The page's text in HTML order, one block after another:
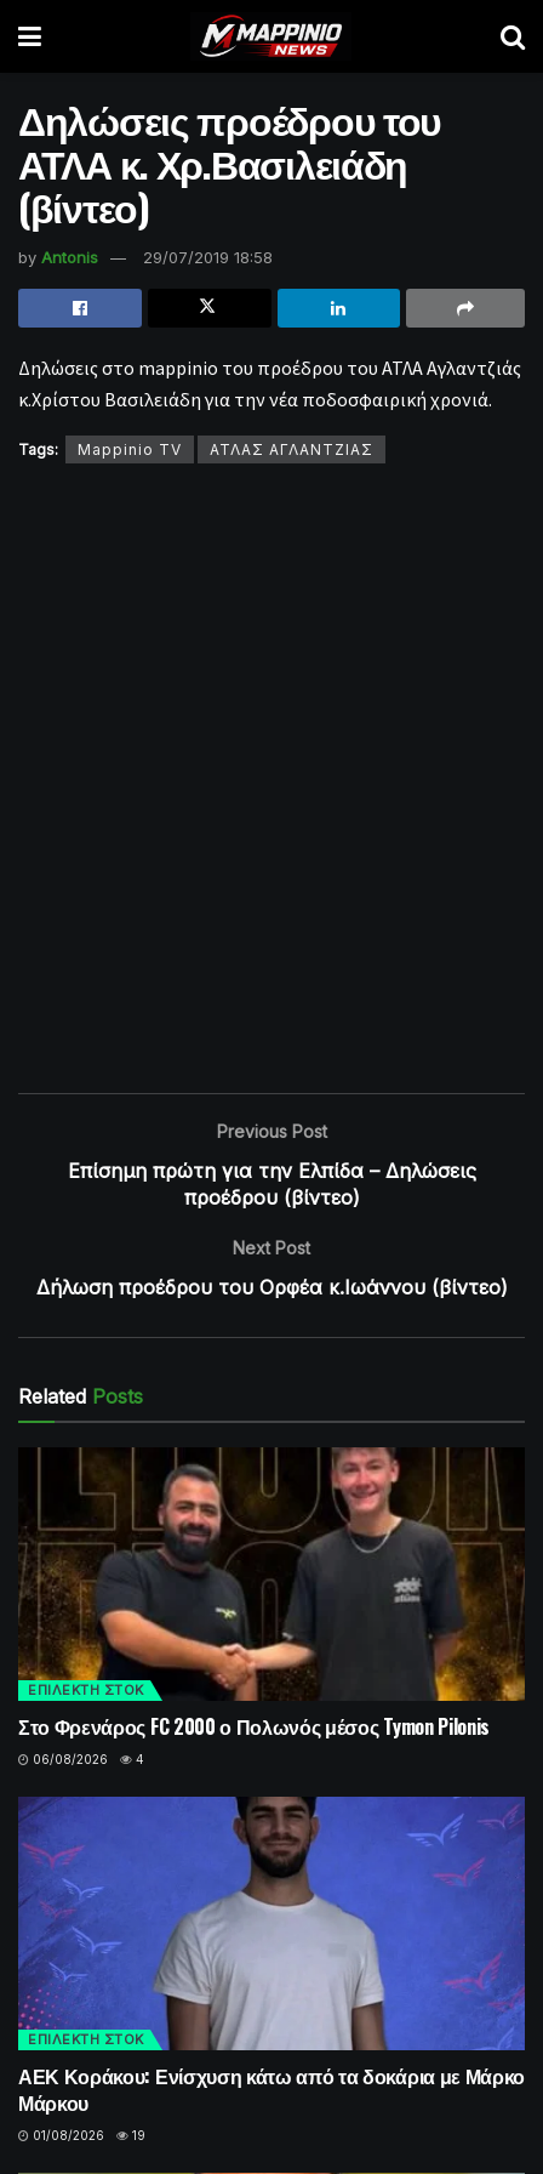
Δηλώσεις προέδρου του
ΑΤΛΑ κ. Χρ.Βασιλειάδη
(βίντεο)
by Antonis 29/07/2019 18:58
Δηλώσεις στο mappinio του προέδρου του ΑΤΛΑ Αγλαντζιάς
κ.Χρίστου Βασιλειάδη για την νέα ποδοσφαιρική χρονιά.
Tags: Mappinio TV ΑΤΛΑΣ ΑΓΛΑΝΤΖΙΑΣ
Previous Post
Επίσημη πρώτη για την Ελπίδα – Δηλώσεις
προέδρου (βίντεο)
Next Post
Δήλωση προέδρου του Ορφέα κ.Ιωάννου (βίντεο)
Related Posts
ΕΠΙΛΕΚΤΗ ΣΤΟΚ
Στο Φρενάρος FC 2000 ο Πολωνός μέσος Tymon Pilonis
06/08/2026 4
ΕΠΙΛΕΚΤΗ ΣΤΟΚ
ΑΕΚ Κοράκου: Ενίσχυση κάτω από τα δοκάρια με Μάρκο
Μάρκου
01/08/2026 19